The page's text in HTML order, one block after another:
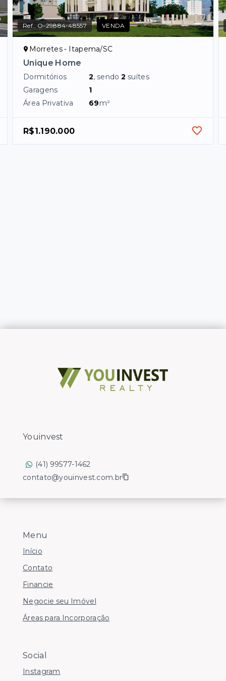
Ref.: O-29884-48557 VENDA
Morretes - Itapema/SC
Unique Home
Dormitórios 2, sendo2 suítes
Garagens
1
Área Privativa
69m²
R$1.190.000
Menu
Início
Contato
Financie
Negocie seu Imóvel
Áreas para Incorporação
Social
Instagram
Youinvest
(41) 99577-1462
contato@youinvest.com.br